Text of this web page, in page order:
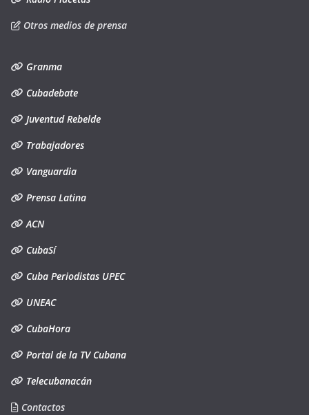
Otros medios de prensa
Granma
Cubadebate
Juventud Rebelde
Trabajadores
Vanguardia
Prensa Latina
ACN
CubaSí
Cuba Periodistas UPEC
UNEAC
CubaHora
Portal de la TV Cubana
Telecubanacán
Contactos